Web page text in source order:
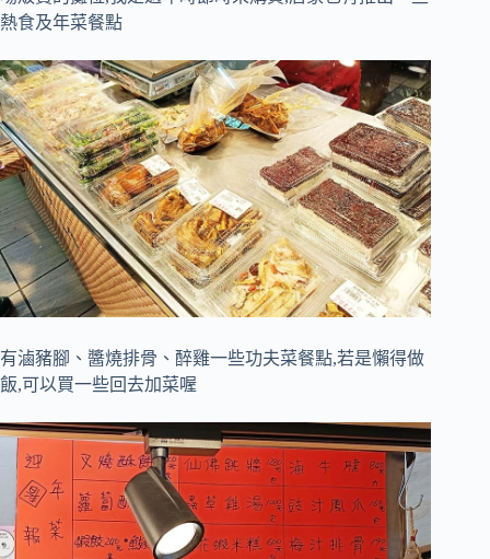
熱食及年菜餐點
有滷豬腳、醬燒排骨、醉雞一些功夫菜餐點,若是懶得做
飯,可以買一些回去加菜喔